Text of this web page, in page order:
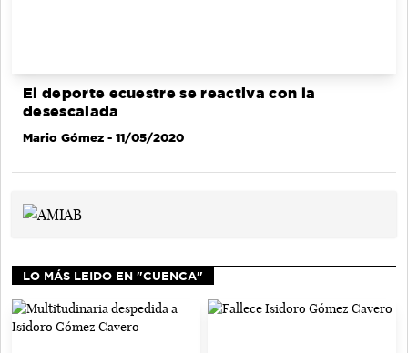
El deporte ecuestre se reactiva con la
desescalada
Mario Gómez - 11/05/2020
LO MÁS LEIDO EN "CUENCA"